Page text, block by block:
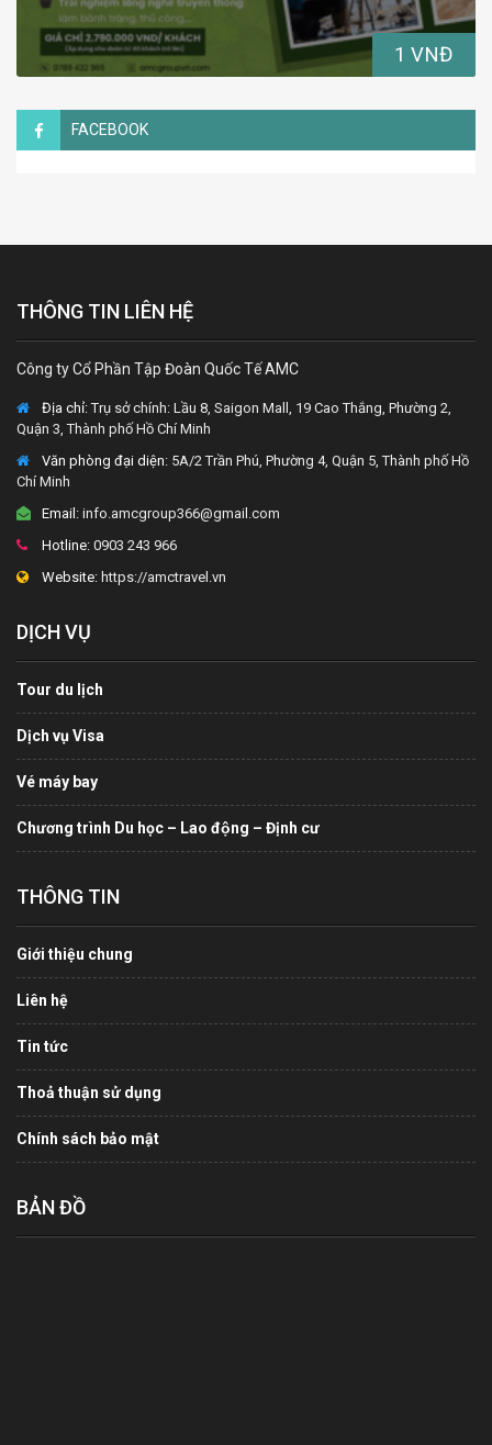
1 VNĐ
FACEBOOK
THÔNG TIN LIÊN HỆ
Công ty Cổ Phần Tập Đoàn Quốc Tế AMC
Địa chỉ:Trụ sở chính: Lầu 8, Saigon Mall, 19 Cao Thắng, Phường 2,
Quận 3, Thành phố Hồ Chí Minh
Văn phòng đại diện: 5A/2 Trần Phú, Phường 4, Quận 5, Thành phố Hồ
Chí Minh
Email: info.amcgroup366@gmail.com
Hotline: 0903 243 966
Website: https://amctravel.vn
DỊCH VỤ
Tour du lịch
Dịch vụ Visa
Vé máy bay
Chương trình Du học – Lao động – Định cư
THÔNG TIN
Giới thiệu chung
Liên hệ
Tin tức
Thoả thuận sử dụng
Chính sách bảo mật
BẢN ĐỒ